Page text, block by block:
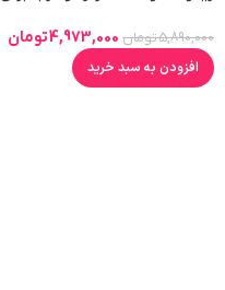
5,890,000تومان 4,973,000تومان
افزودن به سبد خرید